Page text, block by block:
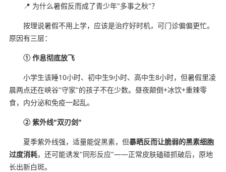
📍 为什么暑假反而成了青少年"多事之秋"？
按理说暑假不用上学，应该是治疗好时机，可门诊偏偏更忙。
原因有三层：
① 作息彻底放飞
小学生该睡10小时、初中生9小时、高中生8小时，但暑假里凌
晨两点还在峡谷"守家"的孩子不在少数。昼夜颠倒+冰饮+重辣零
食，内分泌和免疫一起乱。
② 紫外线"双刃剑"
夏季紫外线强，适量能促黑素，但暴晒反而让脆弱的黑素细胞
过度消耗，还可能诱发"同形反应"——正常皮肤磕碰抓破后，原地
长出新白斑。